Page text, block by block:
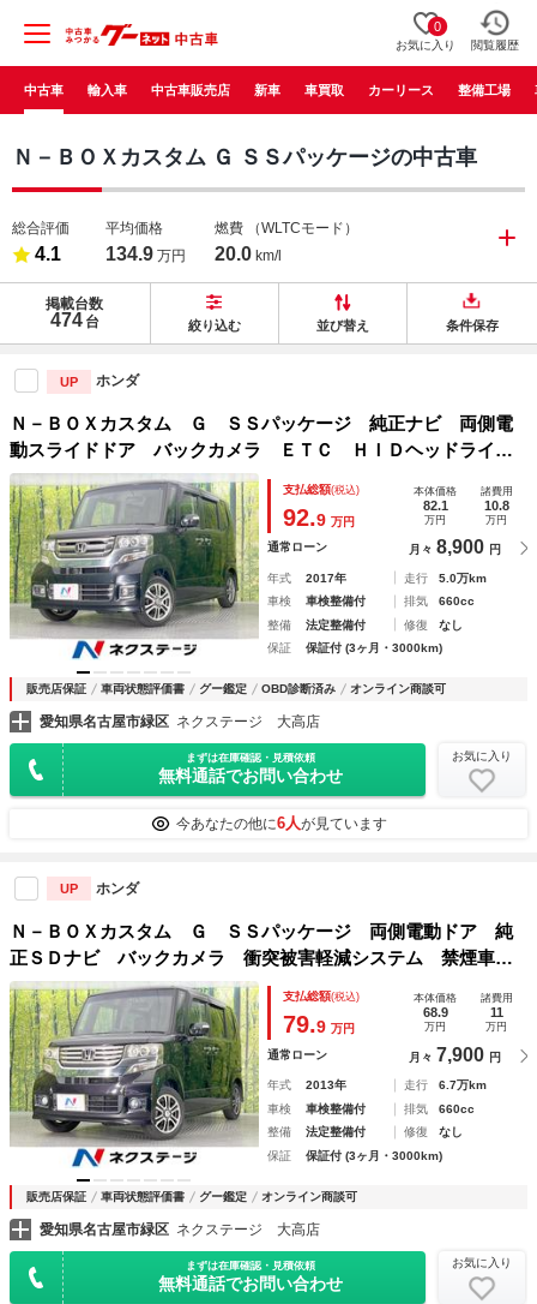
0
お気に入り 閲覧履歴
中古車 輸入車 中古車販売店 新車 車買取 カーリース 整備工場
Ｎ－ＢＯＸカスタム Ｇ ＳＳパッケージの中古車
総合評価
4.1
平均価格
134.9 万円
燃費 （WLTCモード）
20.0 km/l
掲載台数
474 台 絞り込む 並び替え 条件保存
UP ホンダ
Ｎ－ＢＯＸカスタム Ｇ ＳＳパッケージ 純正ナビ 両側電
動スライドドア バックカメラ ＥＴＣ ＨＩＤヘッドライ
ト スマートキー シートヒーター シートバックテーブル
オートエアコン プライバシーガラス リアサンシェード
支払総額(税込)
92.9 万円
本体価格
82.1
万円
諸費用
10.8
万円
通常ローン 月々 8,900 円
年式 2017年 走行
5.0万km
車検
車検整備付 排気
660cc
整備
法定整備付 修復
なし
保証
保証付 (3ヶ月・3000km)
販売店保証 車両状態評価書 グー鑑定 OBD診断済み オンライン商談可
愛知県名古屋市緑区 ネクステージ 大高店
まずは在庫確認・見積依頼
無料通話でお問い合わせ
お気に入り
今あなたの他に6人が見ています
UP ホンダ
Ｎ－ＢＯＸカスタム Ｇ ＳＳパッケージ 両側電動ドア 純
正ＳＤナビ バックカメラ 衝突被害軽減システム 禁煙車
スマートキー ＨＩＤヘッド ＥＴＣ 純正１５インチアル
ミ オートライト オートエアコン Ｂｌｕｅｔｏｏｔｈ Ｃ
Ｄ ＤＶＤ再生
支払総額(税込)
79.9 万円
本体価格
68.9
万円
諸費用
11
万円
通常ローン 月々 7,900 円
年式 2013年 走行
6.7万km
車検
車検整備付 排気
660cc
整備
法定整備付 修復
なし
保証
保証付 (3ヶ月・3000km)
販売店保証 車両状態評価書 グー鑑定 オンライン商談可
愛知県名古屋市緑区 ネクステージ 大高店
まずは在庫確認・見積依頼
無料通話でお問い合わせ
お気に入り